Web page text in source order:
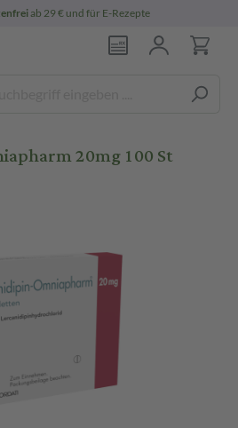
ab 29 € und für E-Rezepte
20mg 100 St